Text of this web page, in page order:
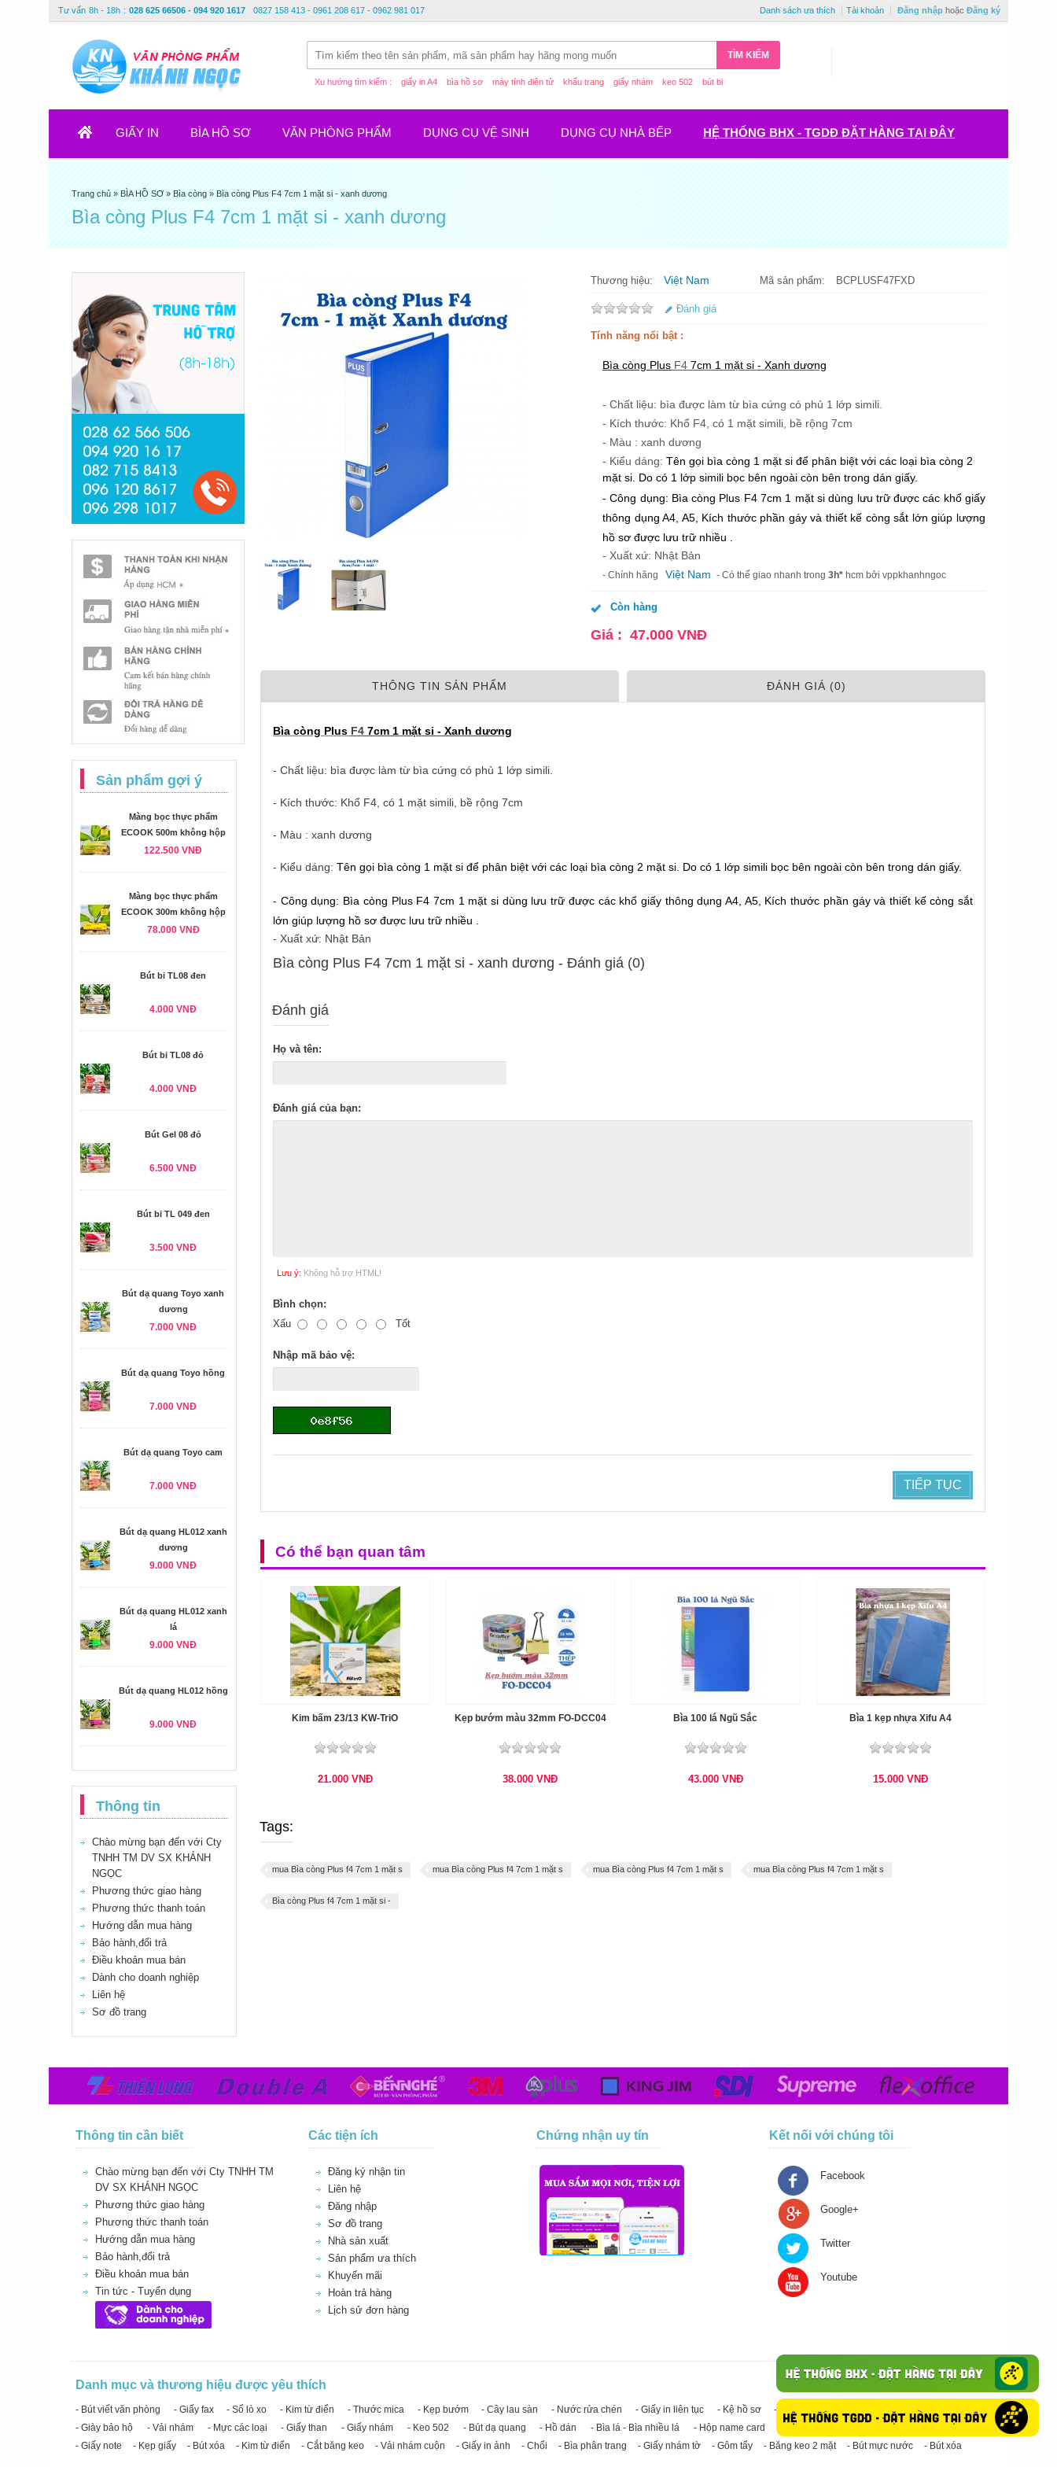
Tư vấn 8h - 18h : 028 625 66506 - 094 920 1617 0827 158 413 - 0961 208 617 - 0962 981 017 Danh sách ưa thích Tài khoản Đăng nhập hoặc Đăng ký
TÌM KIẾM
Xu hướng tìm kiếm : giấy in A4 bìa hồ sơ máy tính điện tử khẩu trang giấy nhám keo 502 bút bi
GIẤY IN BÌA HỒ SƠ VĂN PHÒNG PHẨM DỤNG CỤ VỆ SINH DỤNG CỤ NHÀ BẾP HỆ THỐNG BHX - TGDĐ ĐẶT HÀNG TẠI ĐÂY
Trang chủ»BÌA HỒ SƠ »Bìa còng »Bìa còng Plus F4 7cm 1 mặt si - xanh dương
Bìa còng Plus F4 7cm 1 mặt si - xanh dương
Sản phẩm gợi ý
Màng bọc thực phẩm
ECOOK 500m không hộp
122.500 VNĐ
Màng bọc thực phẩm
ECOOK 300m không hộp
78.000 VNĐ
Bút bi TL08 đen
4.000 VNĐ
Bút bi TL08 đỏ
4.000 VNĐ
Bút Gel 08 đỏ
6.500 VNĐ
Bút bi TL 049 đen
3.500 VNĐ
Bút dạ quang Toyo xanh
dương
7.000 VNĐ
Bút dạ quang Toyo hồng
7.000 VNĐ
Bút dạ quang Toyo cam
7.000 VNĐ
Bút dạ quang HL012 xanh
dương
9.000 VNĐ
Bút dạ quang HL012 xanh
lá
9.000 VNĐ
Bút dạ quang HL012 hồng
9.000 VNĐ
Thông tin
Chào mừng bạn đến với Cty
TNHH TM DV SX KHÁNH
NGỌC
Phương thức giao hàng
Phương thức thanh toán
Hướng dẫn mua hàng
Bảo hành,đổi trả
Điều khoản mua bán
Dành cho doanh nghiệp
Liên hệ
Sơ đồ trang
Thương hiệu: Việt Nam Mã sản phẩm: BCPLUSF47FXD
Đánh giá
Tính năng nổi bật :
Bìa còng Plus F4 7cm 1 mặt si - Xanh dương
- Chất liệu: bìa được làm từ bìa cứng có phủ 1 lớp simili.
- Kích thước: Khổ F4, có 1 mặt simili, bề rộng 7cm
- Màu : xanh dương
- Kiểu dáng: Tên gọi bìa còng 1 mặt si để phân biệt với các loại bìa còng 2
mặt si. Do có 1 lớp simili bọc bên ngoài còn bên trong dán giấy.
- Công dụng: Bìa còng Plus F4 7cm 1 mặt si dùng lưu trữ được các khổ giấy
thông dụng A4, A5, Kích thước phần gáy và thiết kế còng sắt lớn giúp lượng
hồ sơ được lưu trữ nhiều .
- Xuất xứ: Nhật Bản
- Chính hãng Việt Nam - Có thể giao nhanh trong 3h* hcm bởi vppkhanhngoc
Còn hàng
Giá : 47.000 VNĐ
THÔNG TIN SẢN PHẨM ÐÁNH GIÁ (0)
Bìa còng Plus F4 7cm 1 mặt si - Xanh dương
- Chất liệu: bìa được làm từ bìa cứng có phủ 1 lớp simili.
- Kích thước: Khổ F4, có 1 mặt simili, bề rộng 7cm
- Màu : xanh dương
- Kiểu dáng: Tên gọi bìa còng 1 mặt si để phân biệt với các loại bìa còng 2 mặt si. Do có 1 lớp simili bọc bên ngoài còn bên trong dán giấy.
- Công dụng: Bìa còng Plus F4 7cm 1 mặt si dùng lưu trữ được các khổ giấy thông dụng A4, A5, Kích thước phần gáy và thiết kế còng sắt
lớn giúp lượng hồ sơ được lưu trữ nhiều .
- Xuất xứ: Nhật Bản
Bìa còng Plus F4 7cm 1 mặt si - xanh dương - Ðánh giá (0)
Đánh giá
Họ và tên:
Đánh giá của bạn:
Lưu ý: Không hỗ trợ HTML!
Bình chọn:
Xấu
Tốt
Nhập mã bảo vệ:
TIẾP TỤC
Có thể bạn quan tâm
Kim bấm 23/13 KW-TriO
21.000 VNĐ
Kẹp bướm màu 32mm FO-DCC04
38.000VNĐ
Bìa 100 lá Ngũ Sắc
43.000 VNĐ
Bìa 1 kẹp nhựa Xifu A4
15.000VNĐ
Tags:
mua Bìa còng Plus f4 7cm 1 mặt s mua Bìa còng Plus f4 7cm 1 mặt s mua Bìa còng Plus f4 7cm 1 mặt s mua Bìa còng Plus f4 7cm 1 mặt s
Bìa còng Plus f4 7cm 1 mặt si -
Thông tin cần biết
Chào mừng bạn đến với Cty TNHH TM
DV SX KHÁNH NGỌC
Phương thức giao hàng
Phương thức thanh toán
Hướng dẫn mua hàng
Bảo hành,đổi trả
Điều khoản mua bán
Tin tức - Tuyển dụng
Các tiện ích
Đăng ký nhận tin
Liên hệ
Đăng nhập
Sơ đồ trang
Nhà sản xuất
Sản phẩm ưa thích
Khuyến mãi
Hoàn trả hàng
Lịch sử đơn hàng
Chứng nhận uy tín Kết nối với chúng tôi
Facebook
Google+
Twitter
Youtube
Danh mục và thương hiệu được yêu thích
- Bút viết văn phòng - Giấy fax - Sổ lò xo - Kim từ điển - Thước mica - Kẹp bướm - Cây lau sàn - Nước rửa chén - Giấy in liên tục - Kệ hồ sơ - Giấy in A4
- Băng keo trong - Băng keo đục
- Giày bảo hộ
- Vải nhám - Mực các loại - Giấy than - Giấy nhám - Keo 502 - Bút dạ quang - Hồ dán - Bìa lá - Bìa nhiều lá - Hộp name card - Giấy in A3 - Giấy vệ sinh
- Keo Silicone
- Giấy note
- Kẹp giấy - Bút xóa - Kim từ điển - Cắt băng keo - Vải nhám cuộn - Giấy in ảnh - Chổi - Bìa phân trang - Giấy nhám tờ - Gôm tẩy - Băng keo 2 mặt - Bút mực nước - Bút xóa